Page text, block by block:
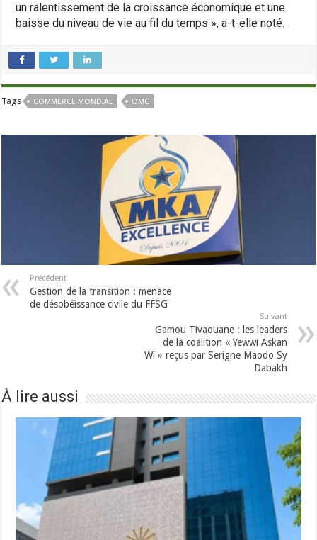
un ralentissement de la croissance économique et une
baisse du niveau de vie au fil du temps », a-t-elle noté.
Tags COMMERCE MONDIAL OMC
Précédent
Gestion de la transition : menace
de désobéissance civile du FFSG
Suivant
Gamou Tivaouane : les leaders
de la coalition « Yewwi Askan
Wi » reçus par Serigne Maodo Sy
Dabakh
À lire aussi